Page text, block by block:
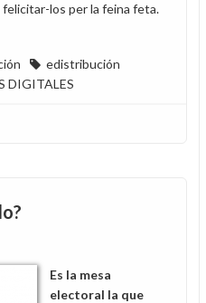
los per la feina feta.
edistribución
DIGITALES
Es la mesa
electoral la que